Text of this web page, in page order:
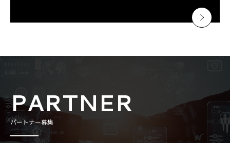
PARTNER
パートナー募集